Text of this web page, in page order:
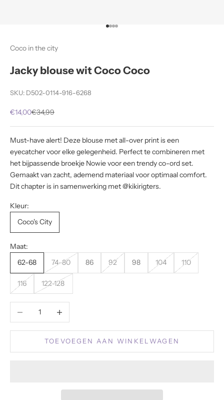
Naar artikel 1
Naar artikel 2
Naar artikel 3
Naar artikel 4
Coco in the city
Jacky blouse wit Coco Coco
SKU: D502-0114-916-6268
Aanbiedingsprijs
€14,00Normale prijs
€34,99
Must-have alert! Deze blouse met all-over print is een
eyecatcher voor elke gelegenheid. Perfect te combineren met
het bijpassende broekje Nowie voor een trendy co-ord set.
Gemaakt van zacht, ademend materiaal voor optimaal comfort.
Dit chapter is in samenwerking met @kikirigters.
Kleur:
Coco's City
Maat:
62-68
74-80 86 92 98 104 110
116 122-128
Aantal verlagen
TOEVOEGEN AAN WINKELWAGEN